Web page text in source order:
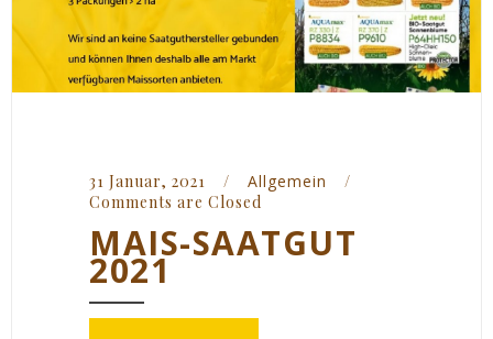
31 Januar, 2021 / Allgemein
/
Comments are Closed
MAIS-SAATGUT
2021